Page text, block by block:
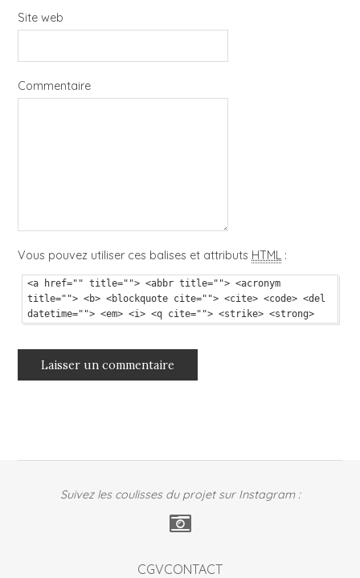
Site web
Commentaire
Vous pouvez utiliser ces balises et attributs HTML :
<a href="" title=""> <abbr title=""> <acronym
title=""> <b> <blockquote cite=""> <cite> <code> <del
datetime=""> <em> <i> <q cite=""> <strike> <strong>
Suivez les coulisses du projet sur Instagram :
CGVCONTACT